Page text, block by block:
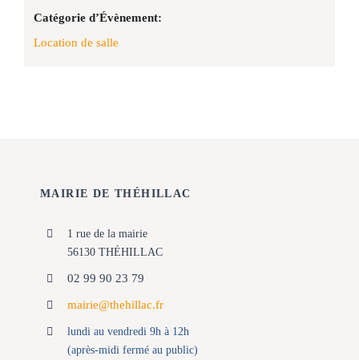
Catégorie d’Évènement:
Location de salle
MAIRIE DE THÉHILLAC
1 rue de la mairie
56130 THÉHILLAC
02 99 90 23 79
mairie@thehillac.fr
lundi au vendredi 9h à 12h
(après-midi fermé au public)